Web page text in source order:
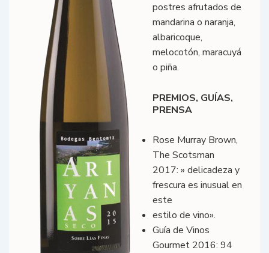
postres afrutados de
mandarina o naranja,
albaricoque,
melocotón, maracuyá
o piña.
PREMIOS, GUÍAS,
PRENSA
Rose Murray Brown,
The Scotsman
2017: » delicadeza y
frescura es inusual en
este
estilo de vino».
Guía de Vinos
Gourmet 2016: 94